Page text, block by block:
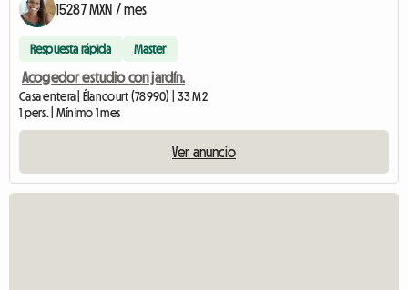
15287 MXN / mes
Respuesta rápida Master
Acogedor estudio con jardín.
Casa entera | Élancourt (78990) | 33 M2
1 pers. | Mínimo 1 mes
Ver anuncio